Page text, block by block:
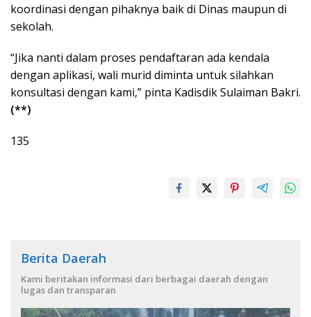
koordinasi dengan pihaknya baik di Dinas maupun di
sekolah.
“Jika nanti dalam proses pendaftaran ada kendala
dengan aplikasi, wali murid diminta untuk silahkan
konsultasi dengan kami,” pinta Kadisdik Sulaiman Bakri.
(**)
135
Berita Daerah
Kami beritakan informasi dari berbagai daerah dengan
lugas dan transparan